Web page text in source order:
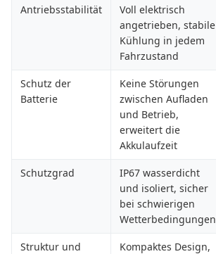
Antriebsstabilität
Voll elektrisch
angetrieben, stabile
Kühlung in jedem
Fahrzustand
Schutz der
Batterie
Keine Störungen
zwischen Aufladen
und Betrieb,
erweitert die
Akkulaufzeit
Schutzgrad
IP67 wasserdicht
und isoliert, sicher
bei schwierigen
Wetterbedingungen
Struktur und
Kompaktes Design,